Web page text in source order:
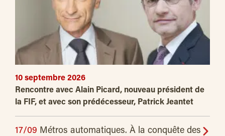
10 septembre 2026
Rencontre avec Alain Picard, nouveau président de
la FIF, et avec son prédécesseur, Patrick Jeantet
17/09 Métros automatiques. À la conquête des